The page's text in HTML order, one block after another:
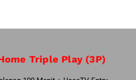
Triple Play (3P)